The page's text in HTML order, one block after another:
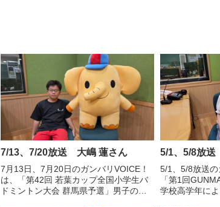
7/13、7/20放送 大嶋 蓮さん
7月13日、7月20日のガンバリVOICE！
は、「第42回 若葉カップ全国小学生バ
ドミントン大会 群馬県予選」男子の部
5/1、5/8放
5/1、5/8放送の
「第1回
学校高学年に